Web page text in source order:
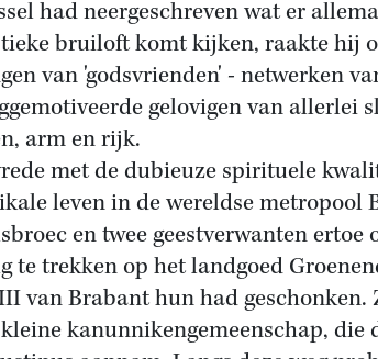
had neergeschreven wat er
bruiloft komt kijken, raakte hij
van 'godsvrienden' - netwerken
gelovigen van allerlei
arm en rijk.
met de dubieuze spirituele
leven in de wereldse metropool
en twee geestverwanten ertoe
te trekken op het landgoed
van Brabant hun had
kanunnikengemeenschap, die